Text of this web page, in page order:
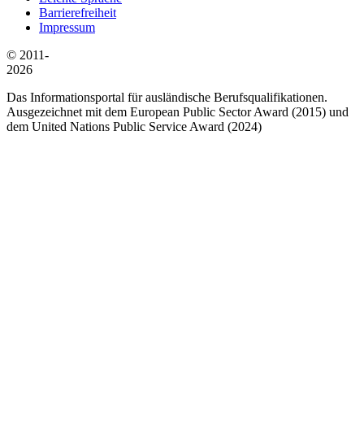
Barrierefreiheit
Impressum
© 2011-
2026
Das Informationsportal für ausländische Berufsqualifikationen.
Ausgezeichnet mit dem European Public Sector Award (2015) und
dem United Nations Public Service Award (2024)